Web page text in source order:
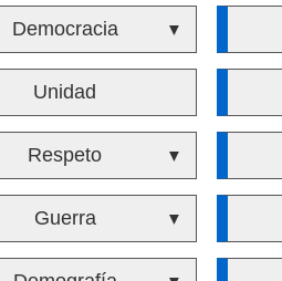
Democracia ▼
Unidad
Respeto ▼
Guerra ▼